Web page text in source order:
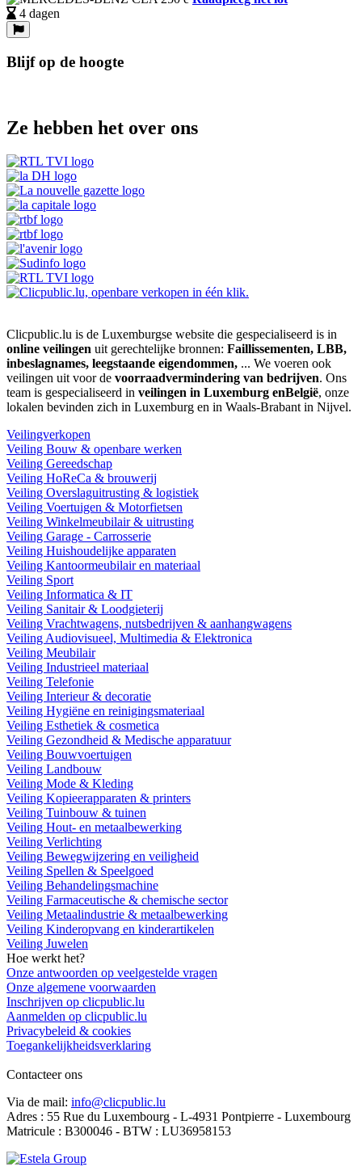
4 dagen
Blijf op de hoogte
Ze hebben het over ons
Clicpublic.lu is de Luxemburgse website die gespecialiseerd is in
online veilingen uit gerechtelijke bronnen: Faillissementen, LBB,
inbeslagnames, leegstaande eigendommen, ... We voeren ook
veilingen uit voor de voorraadvermindering van bedrijven. Ons
team is gespecialiseerd in veilingen in Luxemburg enBelgië, onze
lokalen bevinden zich in Luxemburg en in Waals-Brabant in Nijvel.
Veilingverkopen
Veiling Bouw & openbare werken
Veiling Gereedschap
Veiling HoReCa & brouwerij
Veiling Overslaguitrusting & logistiek
Veiling Voertuigen & Motorfietsen
Veiling Winkelmeubilair & uitrusting
Veiling Garage - Carrosserie
Veiling Huishoudelijke apparaten
Veiling Kantoormeubilair en materiaal
Veiling Sport
Veiling Informatica & IT
Veiling Sanitair & Loodgieterij
Veiling Vrachtwagens, nutsbedrijven & aanhangwagens
Veiling Audiovisueel, Multimedia & Elektronica
Veiling Meubilair
Veiling Industrieel materiaal
Veiling Telefonie
Veiling Interieur & decoratie
Veiling Hygiëne en reinigingsmateriaal
Veiling Esthetiek & cosmetica
Veiling Gezondheid & Medische apparatuur
Veiling Bouwvoertuigen
Veiling Landbouw
Veiling Mode & Kleding
Veiling Kopieerapparaten & printers
Veiling Tuinbouw & tuinen
Veiling Hout- en metaalbewerking
Veiling Verlichting
Veiling Bewegwijzering en veiligheid
Veiling Spellen & Speelgoed
Veiling Behandelingsmachine
Veiling Farmaceutische & chemische sector
Veiling Metaalindustrie & metaalbewerking
Veiling Kinderopvang en kinderartikelen
Veiling Juwelen
Hoe werkt het?
Onze antwoorden op veelgestelde vragen
Onze algemene voorwaarden
Inschrijven op clicpublic.lu
Aanmelden op clicpublic.lu
Privacybeleid & cookies
Toegankelijkheidsverklaring
Contacteer ons
Via de mail: info@clicpublic.lu
Adres : 55 Rue du Luxembourg - L-4931 Pontpierre - Luxembourg
Matricule : B300046 - BTW : LU36958153